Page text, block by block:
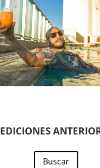
EDICIONES
Buscar